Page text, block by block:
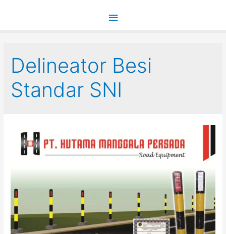
Main
Delineator Besi
Standar SNI